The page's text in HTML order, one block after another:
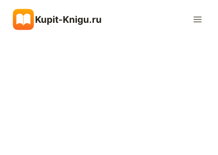
содержимому
Kupit-Knigu.ru